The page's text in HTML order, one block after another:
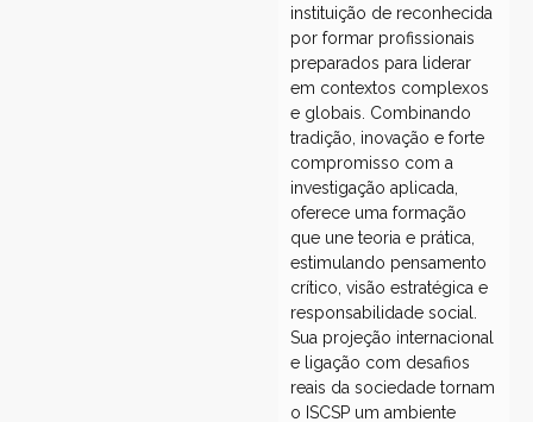
instituição de reconhecida
por formar profissionais
preparados para liderar
em contextos complexos
e globais. Combinando
tradição, inovação e forte
compromisso com a
investigação aplicada,
oferece uma formação
que une teoria e prática,
estimulando pensamento
crítico, visão estratégica e
responsabilidade social.
Sua projeção internacional
e ligação com desafios
reais da sociedade tornam
o ISCSP um ambiente